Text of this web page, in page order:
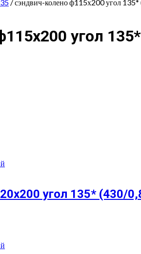
/ сэндвич-колено ф115х200 угол
угол
угол 135* (430/